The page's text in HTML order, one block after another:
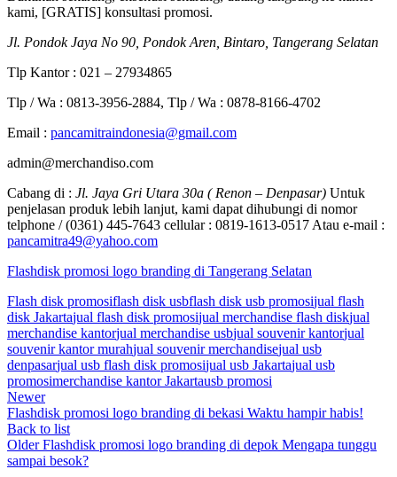
kami, [GRATIS] konsultasi promosi.
Jl. Pondok Jaya No 90, Pondok Aren, Bintaro, Tangerang Selatan
Tlp Kantor : 021 – 27934865
Tlp / Wa : 0813-3956-2884, Tlp / Wa : 0878-8166-4702
Email : pancamitraindonesia@gmail.com
admin@merchandiso.com
Cabang di : Jl. Jaya Gri Utara 30a ( Renon – Denpasar) Untuk
penjelasan produk lebih lanjut, kami dapat dihubungi di nomor
telphone / (0361) 445-7643 cellular : 0819-1613-0517 Atau e-mail :
pancamitra49@yahoo.com
Flashdisk promosi logo branding di Tangerang Selatan
Flash disk promosiflash disk usbflash disk usb promosijual flash
disk Jakartajual flash disk promosijual merchandise flash diskjual
merchandise kantorjual merchandise usbjual souvenir kantorjual
souvenir kantor murahjual souvenir merchandisejual usb
denpasarjual usb flash disk promosijual usb Jakartajual usb
promosimerchandise kantor Jakartausb promosi
Newer
Flashdisk promosi logo branding di bekasi Waktu hampir habis!
Back to list
Older Flashdisk promosi logo branding di depok Mengapa tunggu
sampai besok?